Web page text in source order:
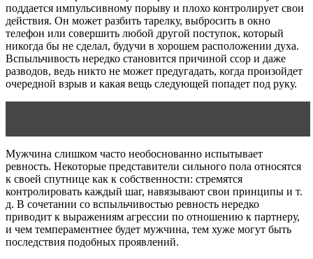
поддается импульсивному порыву и плохо контролирует свои
действия. Он может разбить тарелку, выбросить в окно
телефон или совершить любой другой поступок, который
никогда бы не сделал, будучи в хорошем расположении духа.
Вспыльчивость нередко становится причиной ссор и даже
разводов, ведь никто не может предугадать, когда произойдет
очередной взрыв и какая вещь следующей попадет под руку.
Мужчина слишком часто необоснованно испытывает
ревность. Некоторые представители сильного пола относятся
к своей спутнице как к собственности: стремятся
контролировать каждый шаг, навязывают свои принципы и т.
д. В сочетании со вспыльчивостью ревность нередко
приводит к выражениям агрессии по отношению к партнеру,
и чем темпераментнее будет мужчина, тем хуже могут быть
последствия подобных проявлений.